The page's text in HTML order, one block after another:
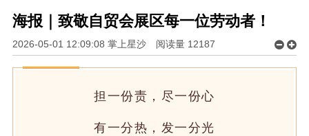
海报｜致敬自贸会展区每一位劳动者！
2026-05-01 12:09:08 掌上星沙 阅读量 12187
担一份责，尽一份心
有一分热，发一分光